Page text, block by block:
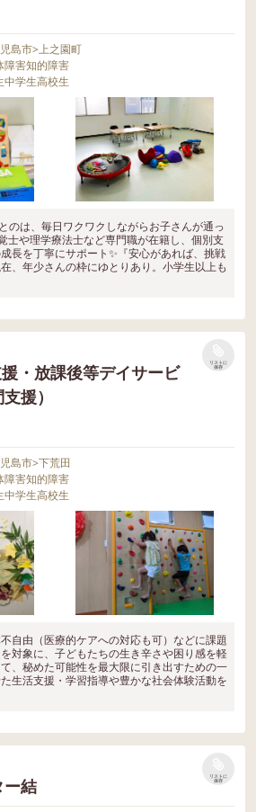
島市>上之園町
障害知的障害
中学生高校生
のは、毎日ワクワクしながらお子さんが通っ
士や理学療法士など専門職が在籍し、個別支
長を丁寧にサポート✨『安心があれば、挑戦
、年少さんの枠にゆとりあり。小学生以上も
・放課後等デイサービ
援）
リストに
保存
島市>下荒田
障害知的障害
中学生高校生
自由（医療的ケアへの対応も可）などに課題
対象に、子どもたちの生き辛さや困り感を軽
、秘めた可能性を最大限に引き出すための一
生活支援・学習指導や豊かな社会体験活動を
ー結
リストに
保存